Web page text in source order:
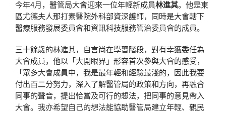
今年4月，醫管局大會迎來一位年輕新成員林進其。他是東
區尤德夫人那打素醫院外科部資深護師，同時是大會轄下
醫療服務發展委員會和資訊科技服務管治委員會的成員。
三十餘歲的林進其，自言尚在學習階段，對有幸獲委任為
大會成員，他以「大開眼界」形容首次參與大會的感受，
「眾多大會成員中，我是最年輕和經驗最淺的，因此我要
付出百二分努力，深入了解醫管局的政策和方向，再融合
同事的聲音，提出恰當及可行的想法，把同事的意見帶入
大會。我亦希望自己的想法能協助醫管局建立年輕、親民